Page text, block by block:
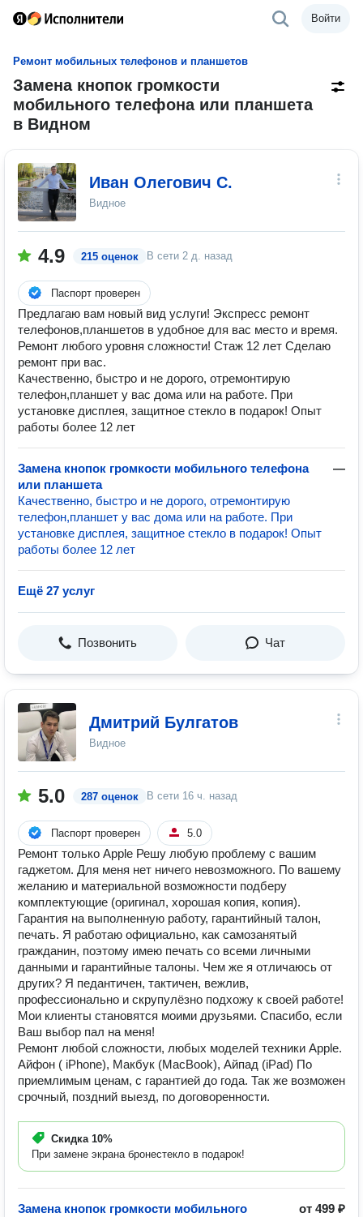
Войти
Ремонт мобильных телефонов и планшетов
Замена кнопок громкости
мобильного телефона или планшета
в Видном
Иван Олегович С.
Видное
4.9 215 оценок В сети 2 д. назад
Паспорт проверен
Предлагаю вам новый вид услуги! Экспресс ремонт
телефонов,планшетов в удобное для вас место и время.
Ремонт любого уровня сложности! Стаж 12 лет Сделаю
ремонт при вас.
Качественно, быстро и не дорого, отремонтирую
телефон,планшет у вас дома или на работе. При
установке дисплея, защитное стекло в подарок! Опыт
работы более 12 лет
Замена кнопок громкости мобильного телефона
или планшета
—
Качественно, быстро и не дорого, отремонтирую
телефон,планшет у вас дома или на работе. При
установке дисплея, защитное стекло в подарок! Опыт
работы более 12 лет
Ещё 27 услуг
Позвонить Чат
Дмитрий Булгатов
Видное
5.0 287 оценок В сети 16 ч. назад
Паспорт проверен 5.0
Ремонт только Apple Решу любую проблему с вашим
гаджетом. Для меня нет ничего невозможного. По вашему
желанию и материальной возможности подберу
комплектующие (оригинал, хорошая копия, копия).
Гарантия на выполненную работу, гарантийный талон,
печать. Я работаю официально, как самозанятый
гражданин, поэтому имею печать со всеми личными
данными и гарантийные талоны. Чем же я отличаюсь от
других? Я педантичен, тактичен, вежлив,
профессионально и скрупулёзно подхожу к своей работе!
Мои клиенты становятся моими друзьями. Спасибо, если
Ваш выбор пал на меня!
Ремонт любой сложности, любых моделей техники Apple.
Айфон ( iPhone), Макбук (MacBook), Айпад (iPad) По
приемлимым ценам, с гарантией до года. Так же возможен
срочный, поздний выезд, по договоренности.
Скидка 10%
При замене экрана бронестекло в подарок!
Замена кнопок громкости мобильного
от 499 ₽